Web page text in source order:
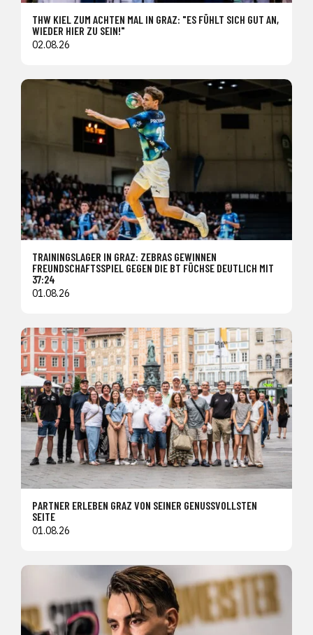
THW KIEL ZUM ACHTEN MAL IN GRAZ: "ES FÜHLT SICH GUT AN,
WIEDER HIER ZU SEIN!"
02.08.26
TRAININGSLAGER IN GRAZ: ZEBRAS GEWINNEN
FREUNDSCHAFTSSPIEL GEGEN DIE BT FÜCHSE DEUTLICH MIT
37:24
01.08.26
PARTNER ERLEBEN GRAZ VON SEINER GENUSSVOLLSTEN
SEITE
01.08.26